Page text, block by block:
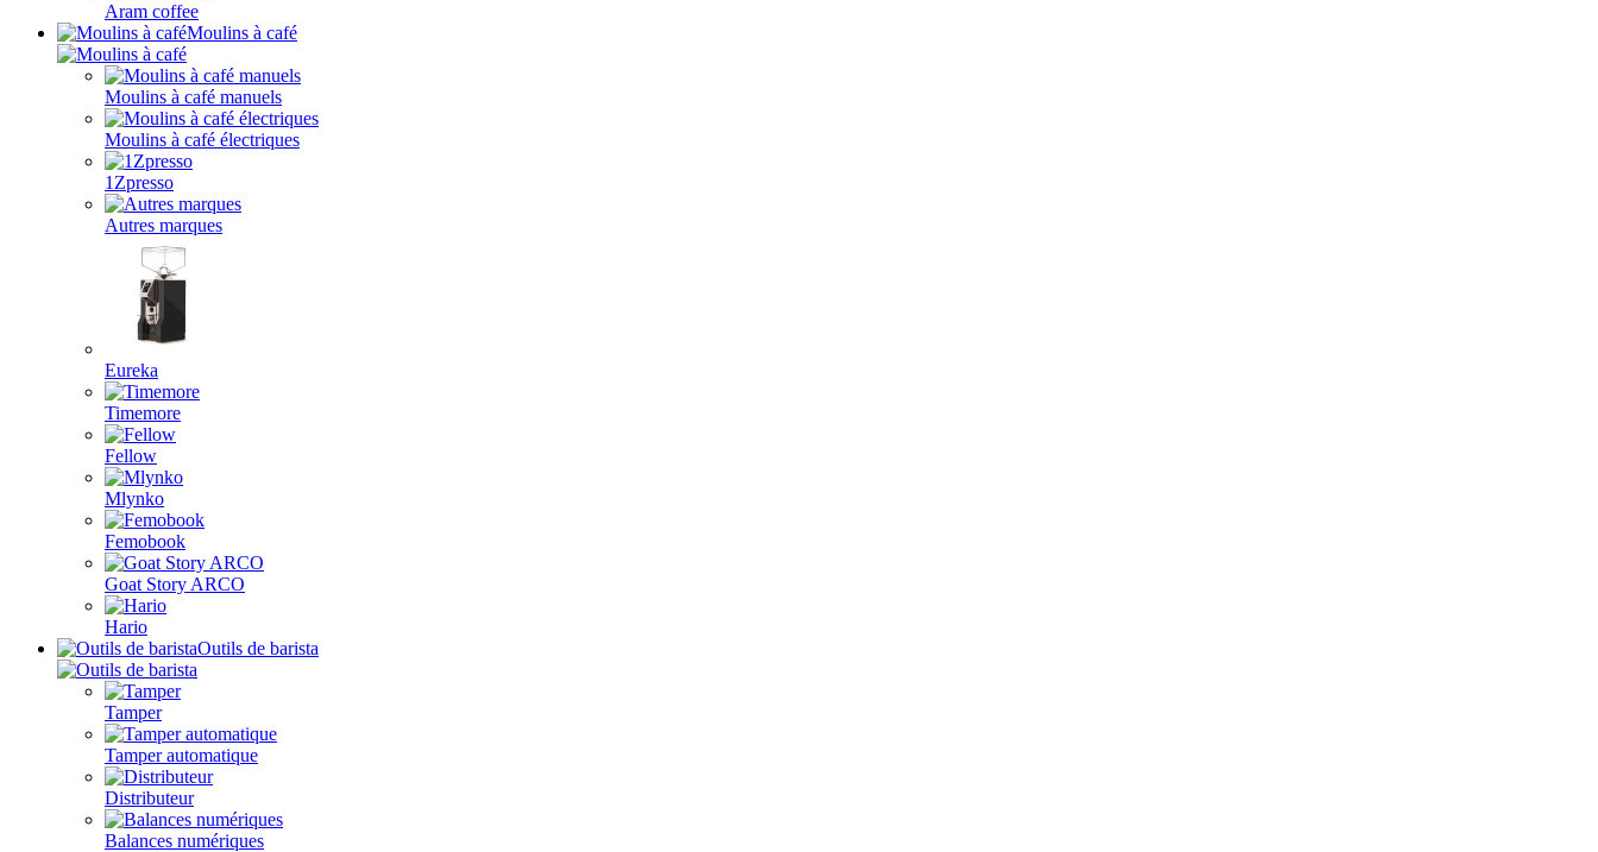
Aram coffee
Moulins à café
Moulins à café manuels
Moulins à café électriques
1Zpresso
Autres marques
Eureka
Timemore
Fellow
Mlynko
Femobook
Goat Story ARCO
Hario
Outils de barista
Tamper
Tamper automatique
Distributeur
Balances numériques